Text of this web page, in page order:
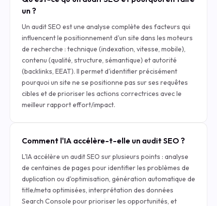
un ?
Un audit SEO est une analyse complète des facteurs qui
influencent le positionnement d'un site dans les moteurs
de recherche : technique (indexation, vitesse, mobile),
contenu (qualité, structure, sémantique) et autorité
(backlinks, EEAT). Il permet d'identifier précisément
pourquoi un site ne se positionne pas sur ses requêtes
cibles et de prioriser les actions correctrices avec le
meilleur rapport effort/impact.
Comment l'IA accélère-t-elle un audit SEO ?
L'IA accélère un audit SEO sur plusieurs points : analyse
de centaines de pages pour identifier les problèmes de
duplication ou d'optimisation, génération automatique de
title/meta optimisées, interprétation des données
Search Console pour prioriser les opportunités, et